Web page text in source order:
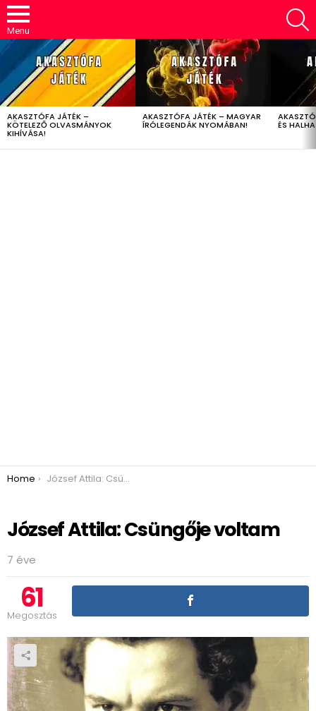
Menu
LATEST
STORIES
AKASZTÓFA JÁTÉK –
KÖTELEZŐ OLVASMÁNYOK
KIHÍVÁSA!
AKASZTÓFA JÁTÉK – MAGYAR
ÍRÓLEGENDÁK NYOMÁBAN! ÉS
You are here:
Home József Attila: Csüngője voltam
József Attila: Csüngője voltam
7 éve
61
Megosztás